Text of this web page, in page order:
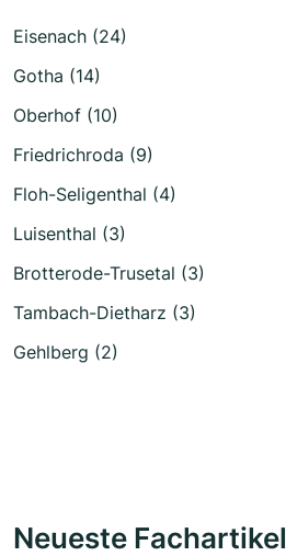
Eisenach (24)
Gotha (14)
Oberhof (10)
Friedrichroda (9)
Floh-Seligenthal (4)
Luisenthal (3)
Brotterode-Trusetal (3)
Tambach-Dietharz (3)
Gehlberg (2)
Neueste Fachartikel